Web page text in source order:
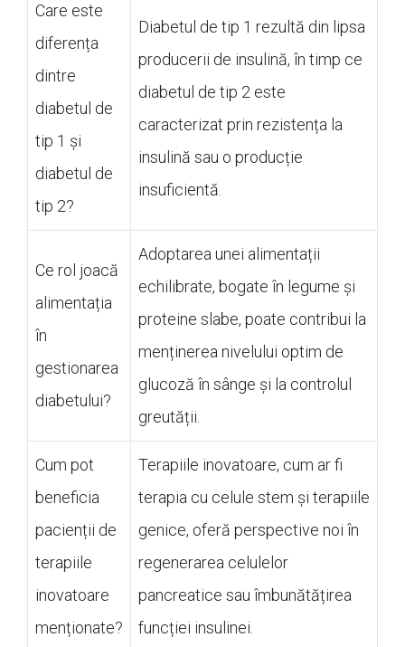
Care este
diferența
dintre
diabetul de
tip 1 și
diabetul de
tip 2?
Diabetul de tip 1 rezultă din lipsa
producerii de insulină, în timp ce
diabetul de tip 2 este
caracterizat prin rezistența la
insulină sau o producție
insuficientă.
Ce rol joacă
alimentația
în
gestionarea
diabetului?
Adoptarea unei alimentații
echilibrate, bogate în legume și
proteine slabe, poate contribui la
menținerea nivelului optim de
glucoză în sânge și la controlul
greutății.
Cum pot
beneficia
pacienții de
terapiile
inovatoare
menționate?
Terapiile inovatoare, cum ar fi
terapia cu celule stem și terapiile
genice, oferă perspective noi în
regenerarea celulelor
pancreatice sau îmbunătățirea
funcției insulinei.